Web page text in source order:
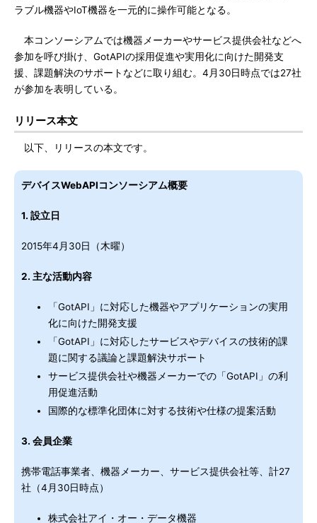
ラブル機器やIoT機器を一元的に操作可能となる。
本コンソーシアムでは機器メーカーやサービス提供会社などへ
参加を呼び掛け、GotAPIの採用促進や実用化に向けた開発支
援、課題解決のサポートなどに取り組む。4月30日時点では27社
が参加を表明している。
リリース本文
以下、リリースの本文です。
デバイスWebAPIコンソーシアム概要
1. 設立日
2015年4月30日（木曜）
2. 主な活動内容
「GotAPI」に対応した機器やアプリケーションの実用
化に向けた開発支援
「GotAPI」に対応したサービスやデバイスの技術的課
題に関する議論と課題解決サポート
サービス提供会社や機器メーカーでの「GotAPI」の利
用促進活動
国際的な標準化団体に対する技術や仕様の提案活動
3. 会員企業
携帯電話事業者、機器メーカー、サービス提供会社等、計27
社（4月30日時点）
株式会社アイ・オー・データ機器